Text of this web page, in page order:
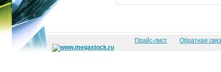
Прайс-лист Обратная